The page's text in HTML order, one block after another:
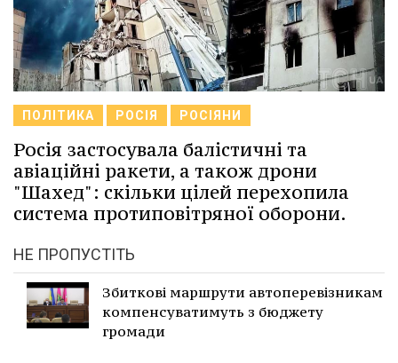
ПОЛІТИКА РОСІЯ РОСІЯНИ
Росія застосувала балістичні та
авіаційні ракети, а також дрони
"Шахед": скільки цілей перехопила
система протиповітряної оборони.
НЕ ПРОПУСТІТЬ
Збиткові маршрути автоперевізникам
компенсуватимуть з бюджету
громади